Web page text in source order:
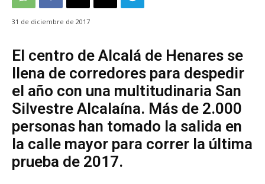
31 de diciembre de 2017
El centro de Alcalá de Henares se
llena de corredores para despedir
el año con una multitudinaria San
Silvestre Alcalaína. Más de 2.000
personas han tomado la salida en
la calle mayor para correr la última
prueba de 2017.